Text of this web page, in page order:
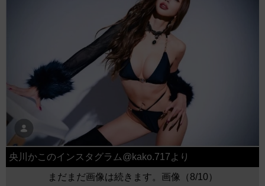
央川かこのインスタグラム@kako.717より
まだまだ画像は続きます。画像（8/10）